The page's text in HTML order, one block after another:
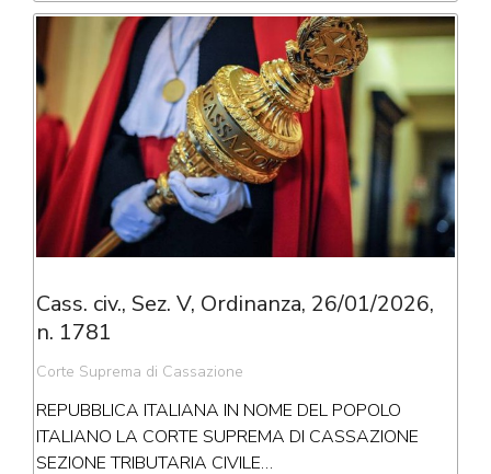
Cass. civ., Sez. V, Ordinanza, 26/01/2026,
n. 1781
Corte Suprema di Cassazione
REPUBBLICA ITALIANA IN NOME DEL POPOLO
ITALIANO LA CORTE SUPREMA DI CASSAZIONE
SEZIONE TRIBUTARIA CIVILE…